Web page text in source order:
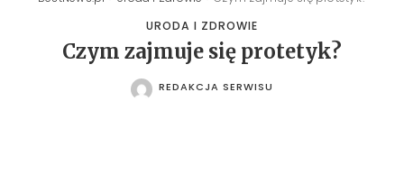
URODA I ZDROWIE
Czym zajmuje się protetyk?
POSTED
REDAKCJA SERWISU